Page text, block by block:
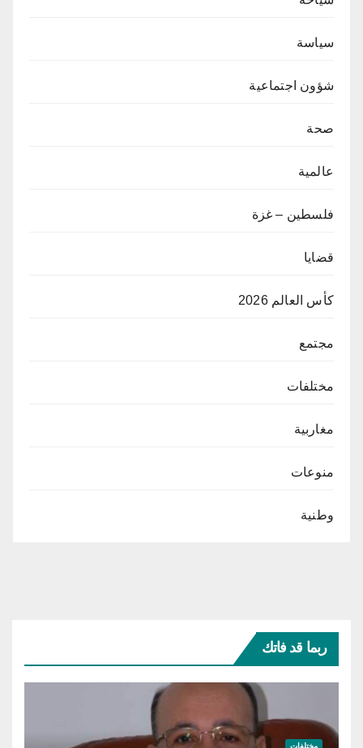
سياسة
شؤون اجتماعية
صحة
عالمية
فلسطين – غزة
قضايا
كأس العالم 2026
مجتمع
مختلفات
مغاربية
منوعات
وطنية
ربما قد فاتك
مختلفات